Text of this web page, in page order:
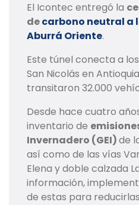
El Icontec entregó la
decarbono neutral a
Aburrá Oriente.
Este túnel conecta a
San Nicolás en
transitaron 32.000
Desde hace cuatro
inventario de
Invernadero (GEI)de
así como de las vías
Elena y doble calzada
información,
de estas para